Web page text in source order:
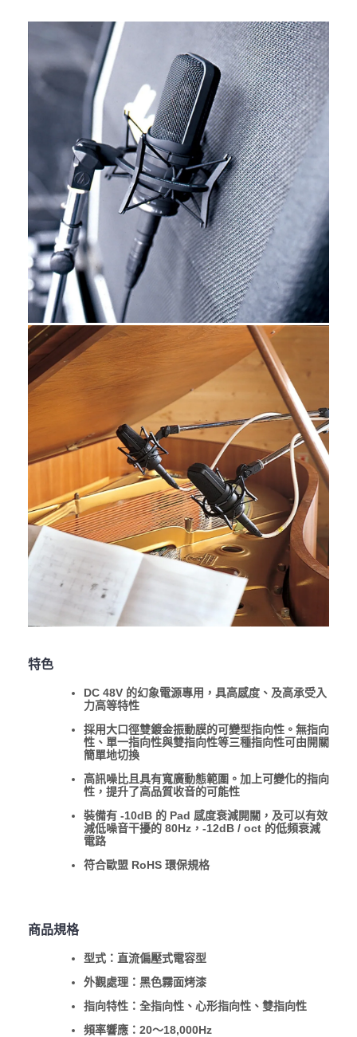
特色
DC 48V 的幻象電源專用，具高感度、及高承受入
力高等特性
採用大口徑雙鍍金振動膜的可變型指向性。無指向
性、單一指向性與雙指向性等三種指向性可由開關
簡單地切換
高訊噪比且具有寬廣動態範圍。加上可變化的指向
性，提升了高品質收音的可能性
裝備有 -10dB 的 Pad 感度衰減開關，及可以有效
減低噪音干擾的 80Hz，-12dB / oct 的低頻衰減
電路
符合歐盟 RoHS 環保規格
商品規格
型式：直流偏壓式電容型
外觀處理：黑色霧面烤漆
指向特性：全指向性、心形指向性、雙指向性
頻率響應：20〜18,000Hz